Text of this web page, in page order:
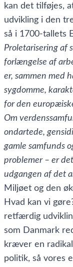
kan det tilføjes,
udvikling i den
så i 1700-tallets
Proletarisering af
forlængelse af
er, sammen med
sygdomme,
for den
Om
ondartede,
gamle samfunds
problemer – er
udgangen af det
Miljøet og den
Hvad kan vi
retfærdig
som Danmark
kræver en
politik, så vores